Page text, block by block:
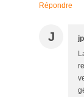
Répondre
J